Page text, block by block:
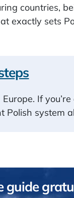
countries,
exactly sets
If
Polish system
guide